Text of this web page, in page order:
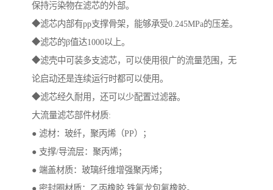
保持污染物在滤芯的外部。
◆滤芯内部有pp支撑骨架，能够承受0.245MPa的压差。
◆滤芯的β值达1000以上。
◆滤壳中可装多支滤芯，可以使用很广的流量范围，无
论启动还是连续运行时都可以使用。
◆滤芯经久耐用，还可以少配置过滤器。
大流量滤芯部件材质:
● 滤材：玻纤，聚丙烯（PP）；
● 支撑/导流层：聚丙烯；
● 端盖材质：玻璃纤维增强聚丙烯；